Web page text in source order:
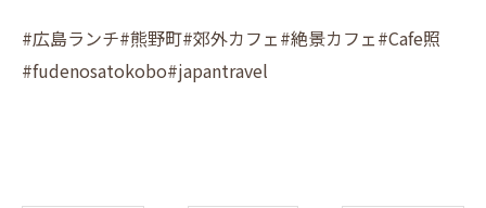
#広島ランチ#熊野町#郊外カフェ#絶景カフェ#Cafe照
#fudenosatokobo#japantravel